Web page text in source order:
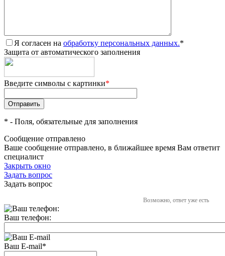
Я согласен на обработку персональных данных.*
Защита от автоматического заполнения
Введите символы с картинки*
* - Поля, обязательные для заполнения
Сообщение отправлено
Ваше сообщение отправлено, в ближайшее время Вам ответит
специалист
Закрыть окно
Задать вопрос
Задать вопрос
Возможно, ответ уже есть
Ваш телефон:
Ваш E-mail*